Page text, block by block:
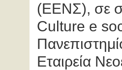
(ΕΕΝΣ), σε
Culture e
Εταιρεία